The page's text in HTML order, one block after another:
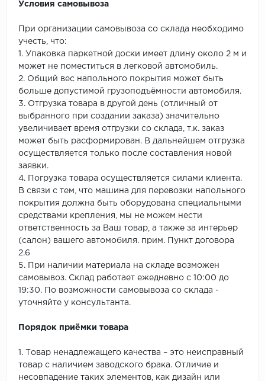
Условия самовывоза
При организации самовывоза со склада необходимо
учесть, что:
1. Упаковка паркетной доски имеет длину около 2 м и
может не поместиться в легковой автомобиль.
2. Общий вес напольного покрытия может быть
больше допустимой грузоподъёмности автомобиля.
3. Отгрузка товара в другой день (отличный от
выбранного при создании заказа) значительно
увеличивает время отгрузки со склада, т.к. заказ
может быть расформирован. В дальнейшем отгрузка
осуществляется только после составления новой
заявки.
4. Погрузка товара осуществляется силами клиента.
В связи с тем, что машина для перевозки напольного
покрытия должна быть оборудована специальными
средствами крепления, мы не можем нести
ответственность за Ваш товар, а также за интерьер
(салон) вашего автомобиля. прим. Пункт договора
2.6
5. При наличии материала на складе возможен
самовывоз. Склад работает ежедневно с 10:00 до
19:30. По возможности самовывоза со склада -
уточняйте у консультанта.
Порядок приёмки товара
1. Товар ненадлежащего качества – это неисправный
товар с наличием заводского брака. Отличие и
несовпадение таких элементов, как дизайн или